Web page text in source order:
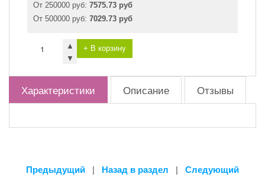
От 250000 руб: 7575.73 руб
От 500000 руб: 7029.73 руб
▲
▼
+ В корзину
Характеристики Описание Отзывы
Предыдущий | Назад в раздел | Следующий